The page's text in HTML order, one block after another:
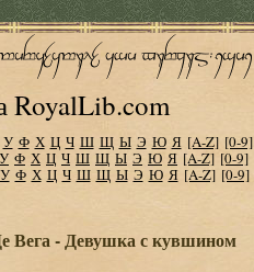
RoyalLib.com
У Ф Х Ц Ч Ш Щ Ы Э Ю Я [A-Z] [0-9]
У Ф Х Ц Ч Ш Щ Ы Э Ю Я [A-Z] [0-9]
У Ф Х Ц Ч Ш Щ Ы Э Ю Я [A-Z] [0-9]
Вега - Девушка с кувшином